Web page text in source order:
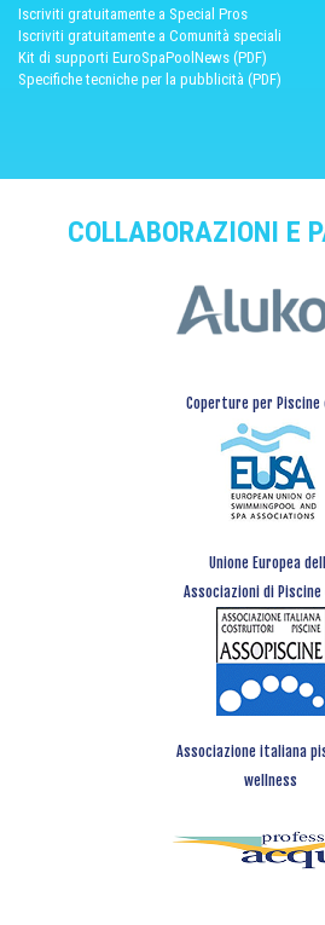
Iscriviti gratuitamente a Special Pros
Iscriviti gratuitamente a Comunità speciali
Kit di supporti EuroSpaPoolNews (PDF)
Specifiche tecniche per la pubblicità (PDF)
COLLABORAZIONI E
Coperture per Piscine
Unione Europea
Associazioni di Piscine
Associazione italiana
wellness